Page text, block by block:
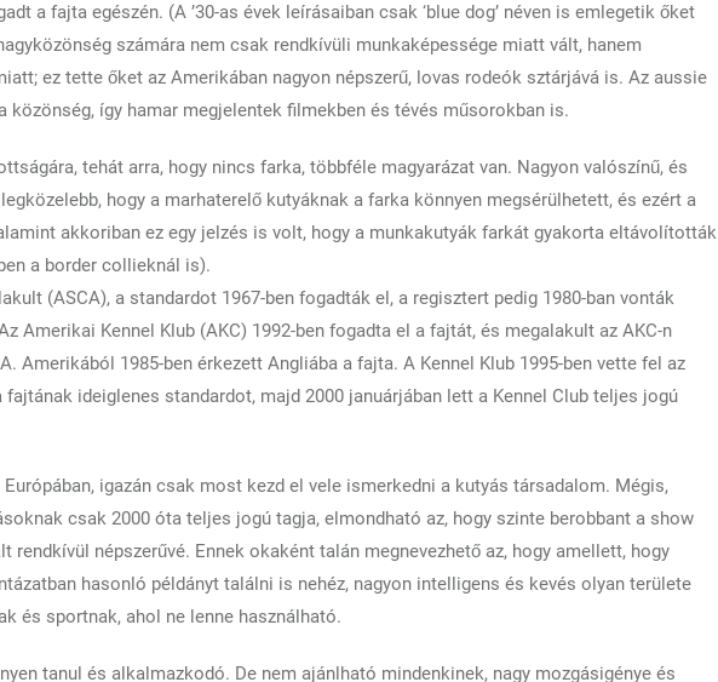
a fajta egészén. (A ’30-as évek leírásaiban csak ‘blue dog’ néven is emlegetik őket
számára nem csak rendkívüli munkaképessége miatt vált, hanem
ez tette őket az Amerikában nagyon népszerű, lovas rodeók sztárjává is. Az aussie
közönség, így hamar megjelentek filmekben és tévés műsorokban is.
tehát arra, hogy nincs farka, többféle magyarázat van. Nagyon valószínű, és
hogy a marhaterelő kutyáknak a farka könnyen megsérülhetett, és ezért a
akkoriban ez egy jelzés is volt, hogy a munkakutyák farkát gyakorta eltávolították
a border collieknál is).
(ASCA), a standardot 1967-ben fogadták el, a regisztert pedig 1980-ban vonták
Amerikai Kennel Klub (AKC) 1992-ben fogadta el a fajtát, és megalakult az AKC-n
Amerikából 1985-ben érkezett Angliába a fajta. A Kennel Klub 1995-ben vette fel az
ideiglenes standardot, majd 2000 januárjában lett a Kennel Club teljes jogú
igazán csak most kezd el vele ismerkedni a kutyás társadalom. Mégis,
csak 2000 óta teljes jogú tagja, elmondható az, hogy szinte berobbant a show
rendkívül népszerűvé. Ennek okaként talán megnevezhető az, hogy amellett, hogy
hasonló példányt találni is nehéz, nagyon intelligens és kevés olyan területe
és sportnak, ahol ne lenne használható.
tanul és alkalmazkodó. De nem ajánlható mindenkinek, nagy mozgásigénye és